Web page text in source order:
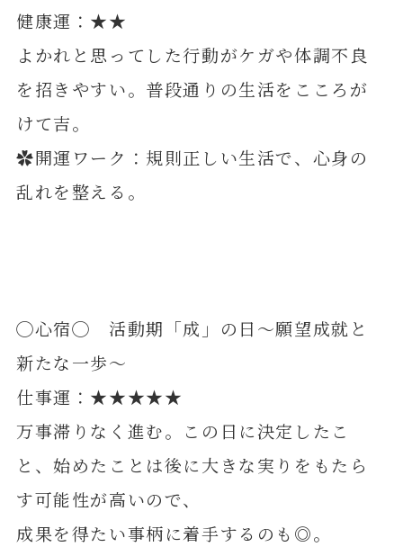
健康運：★★
よかれと思ってした行動がケガや体調不良
を招きやすい。普段通りの生活をこころが
けて吉。
✿開運ワーク：規則正しい生活で、心身の
乱れを整える。
◯心宿◯ 活動期「成」の日～願望成就と
新たな一歩～
仕事運：★★★★★
万事滞りなく進む。この日に決定したこ
と、始めたことは後に大きな実りをもたら
す可能性が高いので、
成果を得たい事柄に着手するのも◎。